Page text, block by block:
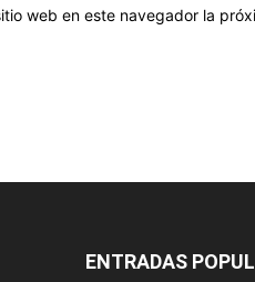
web en este navegador la
ENTRADAS